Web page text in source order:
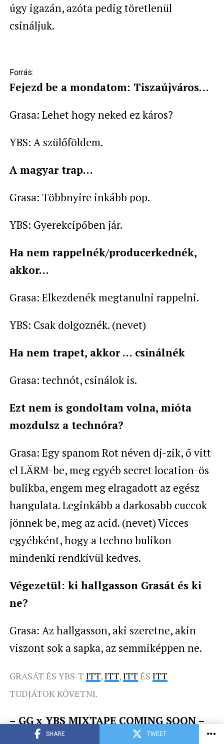
SHARE TWEET
úgy igazán, azóta pedig töretlenül
csináljuk.
Forrás:
Fejezd be a mondatom: Tiszaújváros…
Grasa: Lehet hogy neked ez káros?
YBS: A szülőföldem.
A magyar trap…
Grasa: Többnyire inkább pop.
YBS: Gyerekcipőben jár.
Ha nem rappelnék/producerkednék,
akkor…
Grasa: Elkezdenék megtanulni rappelni.
YBS: Csak dolgoznék. (nevet)
Ha nem trapet, akkor … csinálnék
Grasa: technót, csinálok is.
Ezt nem is gondoltam volna, mióta
mozdulsz a technóra?
Grasa: Egy spanom Rot néven dj-zik, ő vitt
el LÄRM-be, meg egyéb secret location-ös
bulikba, engem meg elragadott az egész
hangulata. Leginkább a darkosabb cuccok
jönnek be, meg az acid. (nevet) Vicces
egyébként, hogy a techno bulikon
mindenki rendkívül kedves.
Végezetül: ki hallgasson Grasát és ki
ne?
Grasa: Az hallgasson, aki szeretne, akin
viszont sok a sapka, az semmiképpen ne.
GRASÁT ÉS YBS-T ITT,ITT,ITT ÉS ITT
TUDJÁTOK KÖVETNI.
– GG x YBS MIXTAPE COMING SOON –